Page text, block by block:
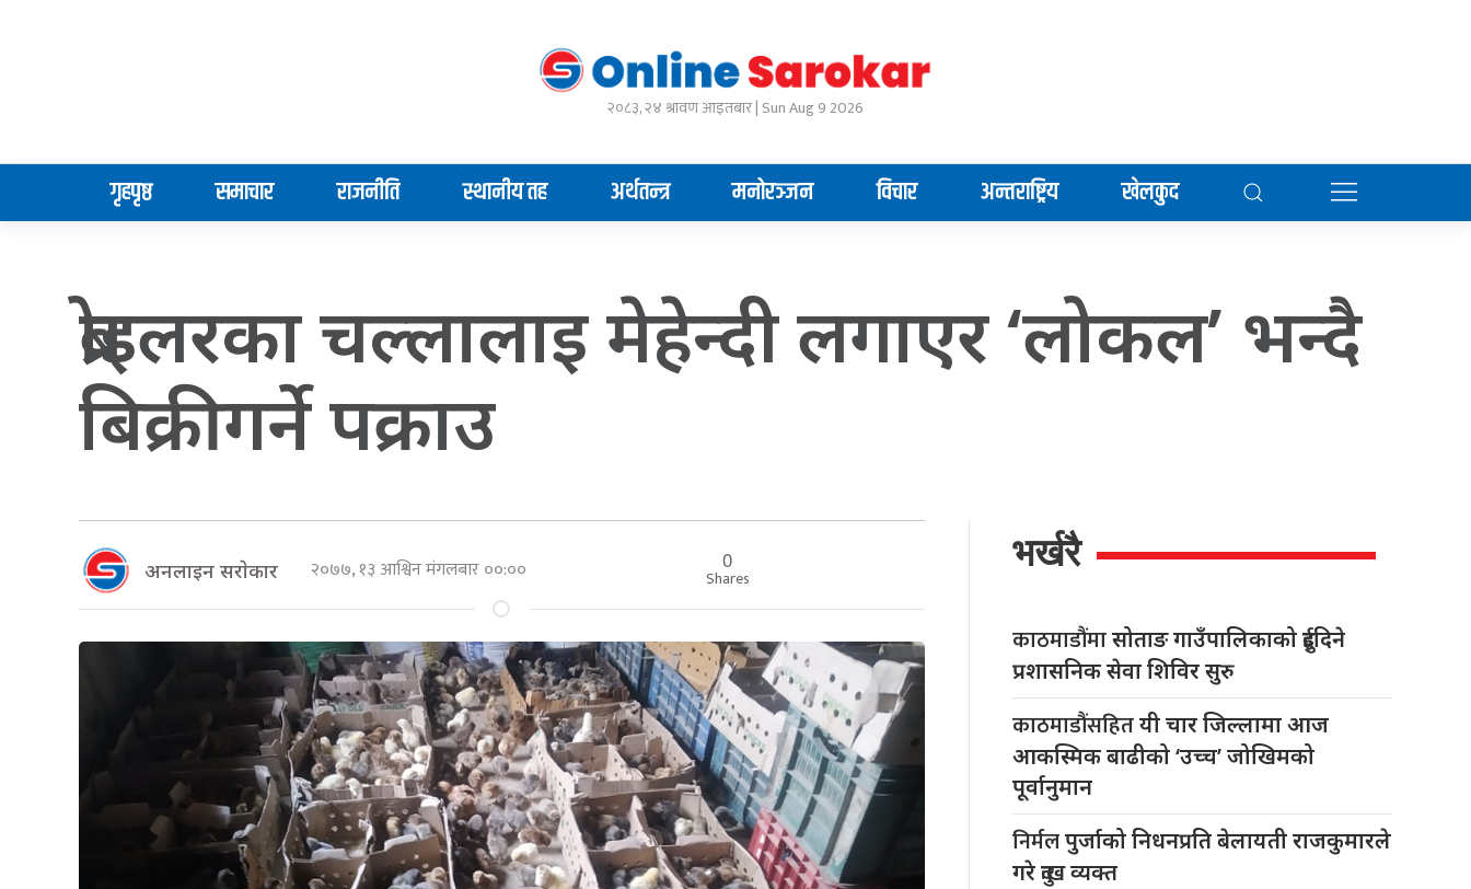
२०८३, २४ श्रावण आइतबार | Sun Aug 9 2026
गृहपृष्ठ समाचार राजनीति स्थानीय तह अर्थतन्त्र मनोरञ्जन विचार अन्तराष्ट्रिय खेलकुद
ब्रोइलरका चल्लालाइ मेहेन्दी लगाएर ‘लोकल’ भन्दै
बिक्रीगर्ने पक्राउ
अनलाइन सराेकार २०७७, १३ आश्विन मंगलबार ००:०० 0
Shares
भर्खरै
काठमाडौंमासोताङ गाउँपालिकाको दुईदिने
प्रशासनिक सेवा शिविर सुरु
काठमाडौंसहितयी चार जिल्लामा आज
आकस्मिक बाढीको ‘उच्च’ जोखिमको
पूर्वानुमान
निर्मलपुर्जाको निधनप्रति बेलायती राजकुमारले
गरे दुःख व्यक्त